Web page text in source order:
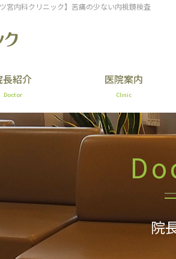
宮内科クリニック】苦痛の少ない内視鏡検査
長紹介
Doctor
医院案内
Clinic
院